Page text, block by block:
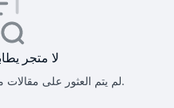
لا متجر
لم يتم العثور على مقالات مطابقة للبحث الذي تم تحديده.